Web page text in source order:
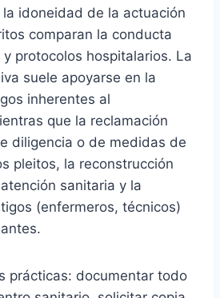
idoneidad de la actuación
comparan la conducta
protocolos hospitalarios. La
suele apoyarse en la
inherentes al
que la reclamación
diligencia o de medidas de
pleitos, la reconstrucción
sanitaria y la
(enfermeros, técnicos)
prácticas: documentar todo